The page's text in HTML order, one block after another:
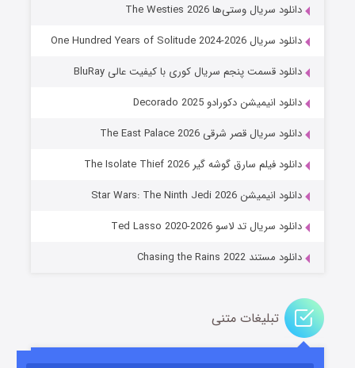
جادوگری در مغولستان
قسمت ۱۴ (زیرنویس) منتشر شد
دانلود سریال وستی‌ها The Westies 2026
دانلود سریال One Hundred Years of Solitude 2024-2026
دانلود قسمت پنجم سریال کوری با کیفیت عالی BluRay
دانلود انیمیشن دکورادو Decorado 2025
دانلود سریال قصر شرقی The East Palace 2026
دانلود فیلم سارق گوشه گیر The Isolate Thief 2026
دانلود انیمیشن Star Wars: The Ninth Jedi 2026
دانلود سریال تد لاسو Ted Lasso 2020-2026
دانلود مستند Chasing the Rains 2022
تبلیغات متنی